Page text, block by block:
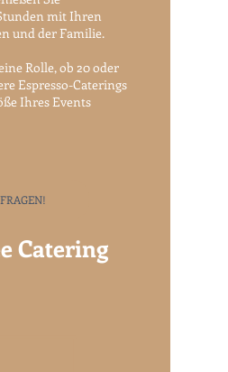
mit Ihren
und der Familie.
Rolle, ob 20 oder
Espresso-Caterings
Ihres Events
Catering